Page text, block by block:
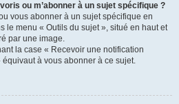
ou m’abonner à un sujet spécifique ?
vous abonner à un sujet spécifique en
le menu « Outils du sujet », situé en haut et
par une image.
la case « Recevoir une notification
équivaut à vous abonner à ce sujet.